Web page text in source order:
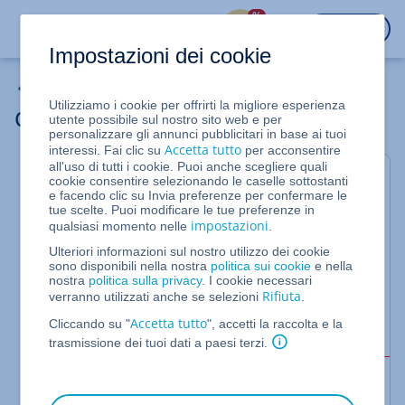
%
Creare un'istantanea
Per Server Cloud gestiti nel Cloud Panel
In questo articolo ti mostriamo come creare
un'istantanea del tuo server. Con un'istantanea
puoi salvare lo stato attuale di un server cloud o di
un server virtuale e ripristinarlo in un secondo
momento, se necessario.
Per creare un'istantanea, procedi come segue:
Impostazioni dei cookie
Utilizziamo i cookie per offrirti la migliore esperienza
utente possibile sul nostro sito web e per
personalizzare gli annunci pubblicitari in base ai tuoi
interessi. Fai clic suAccetta tutto per acconsentire
all'uso di tutti i cookie. Puoi anche scegliere quali
cookie consentire selezionando le caselle sottostanti
e facendo clic su Invia preferenze per confermare le
tue scelte. Puoi modificare le tue preferenze in
qualsiasi momento nelle impostazioni
Ulteriori informazioni sul nostro utilizzo dei cookie
sono disponibili nella nostra politica sui cookie e nella
nostra politica sulla privacy. I cookie necessari
verranno utilizzati anche se selezioni Rifiuta
Cliccando su "Accetta tutto", accetti la raccolta e la
trasmissione dei tuoi dati a paesi terzi.